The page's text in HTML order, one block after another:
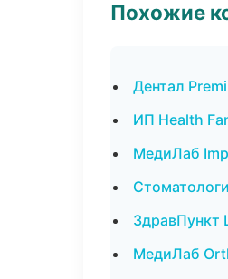
Похожие
Дентал
ИП Health
МедиЛаб
ЗдравПункт
МедиЛаб